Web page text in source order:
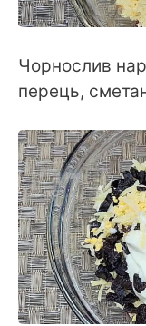
Чорнослив
перець,